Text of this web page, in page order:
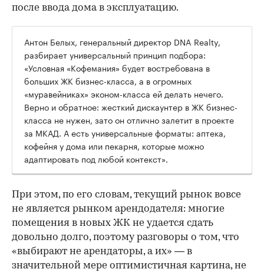
после ввода дома в эксплуатацию.
Антон Белых, генеральный директор DNA Realty,
разбирает универсальный принцип подбора:
«Условная «Кофемания» будет востребована в
больших ЖК бизнес-класса, а в огромных
«муравейниках» эконом-класса ей делать нечего.
Верно и обратное: жесткий дискаунтер в ЖК бизнес-
класса не нужен, зато он отлично залетит в проекте
за МКАД. А есть универсальные форматы: аптека,
кофейня у дома или пекарня, которые можно
адаптировать под любой контекст».
При этом, по его словам, текущий рынок вовсе
не является рынком арендодателя: многие
помещения в новых ЖК не удается сдать
довольно долго, поэтому разговоры о том, что
«выбирают не арендаторы, а их» — в
значительной мере оптимистичная картина, не